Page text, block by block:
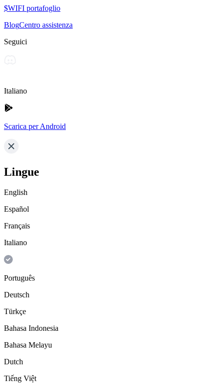
$WIFI portafoglio
BlogCentro assistenza
Seguici
Italiano
Scarica per Android
Lingue
English
Español
Français
Italiano
Português
Deutsch
Türkçe
Bahasa Indonesia
Bahasa Melayu
Dutch
Tiếng Việt